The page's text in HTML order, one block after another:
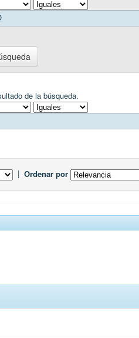
de la búsqueda.
| Ordenar por